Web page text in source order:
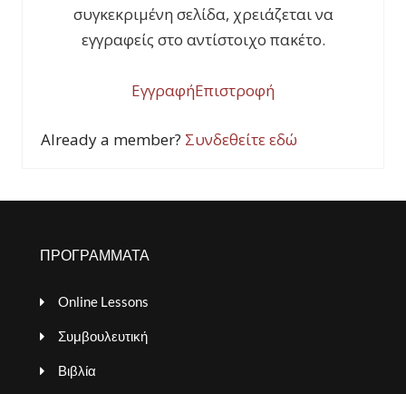
συγκεκριμένη σελίδα, χρειάζεται να
εγγραφείς στο αντίστοιχο πακέτο.
ΕγγραφήΕπιστροφή
Already a member? Συνδεθείτε εδώ
ΠΡΟΓΡΑΜΜΑΤΑ
Online Lessons
Συμβουλευτική
Βιβλία